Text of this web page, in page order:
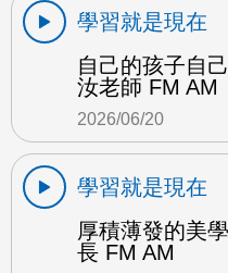
學習就是現在
自己的孩子自
汝老師 FM AM
2026/06/20
學習就是現在
厚積薄發的美
長 FM AM